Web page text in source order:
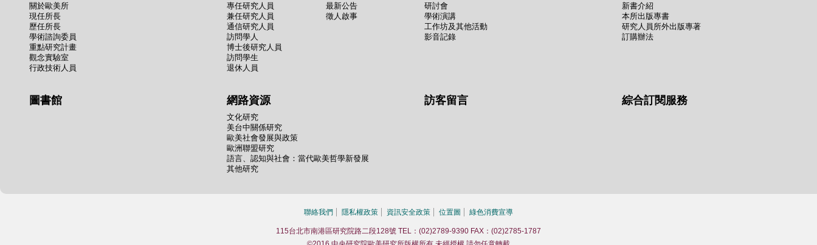
關於歐美所
現任所長
歷任所長
學術諮詢委員
重點研究計畫
觀念實驗室
行政技術人員
專任研究人員
兼任研究人員
通信研究人員
訪問學人
博士後研究人員
訪問學生
退休人員
最新公告
徵人啟事
研討會
學術演講
工作坊及其他活動
影音記錄
新書介紹
本所出版專書
研究人員所外出版專著
訂購辦法
圖書館 網路資源
文化研究
美台中關係研究
歐美社會發展與政策
歐洲聯盟研究
語言、認知與社會：當代歐美哲學新發展
其他研究
訪客留言 綜合訂閱服務
聯絡我們 隱私權政策 資訊安全政策 位置圖 綠色消費宣導
115台北市南港區研究院路二段128號 TEL：(02)2789-9390 FAX：(02)2785-1787